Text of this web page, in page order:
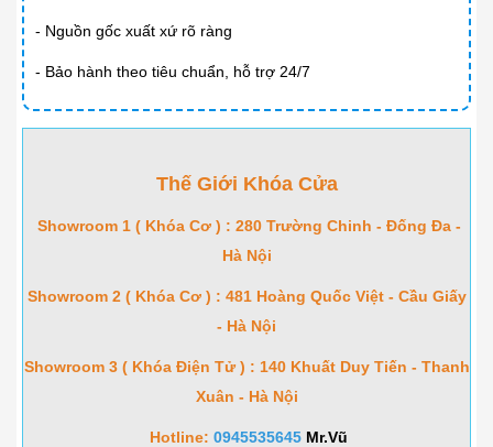
- Nguồn gốc xuất xứ rõ ràng
- Bảo hành theo tiêu chuẩn, hỗ trợ 24/7
Thế Giới Khóa Cửa
Showroom 1 ( Khóa Cơ ) : 280 Trường Chinh - Đống Đa -
Hà Nội
Showroom 2 ( Khóa Cơ ) : 481 Hoàng Quốc Việt - Cầu Giấy
- Hà Nội
Showroom 3 ( Khóa Điện Tử ) : 140 Khuất Duy Tiến - Thanh
Xuân - Hà Nội
Hotline: 0945535645 Mr.Vũ